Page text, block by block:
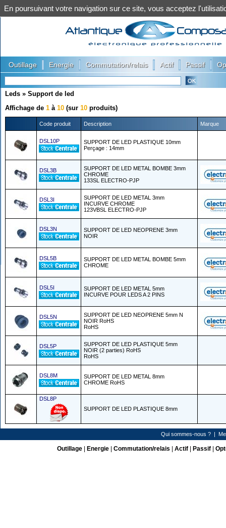
Outillage Energie Commutation/relais Actif Passif
Leds » Support de led
Affichage de 1 à 10 (sur 10 produits)
Code produit Description Marque
DSL10P
SUPPORT DE LED PLASTIQUE 10mm
Perçage : 14mm
DSL3B
SUPPORT DE LED METAL BOMBE 3mm
CHROME
133SL ELECTRO-PJP
DSL3I
SUPPORT DE LED METAL 3mm
INCURVE CHROME
123VBSL ELECTRO-PJP
DSL3N
SUPPORT DE LED NEOPRENE 3mm
NOIR
DSL5B
SUPPORT DE LED METAL BOMBE 5mm
CHROME
DSL5I
SUPPORT DE LED METAL 5mm
INCURVE POUR LEDS A 2 PINS
DSL5N
SUPPORT DE LED NEOPRENE 5mm N
NOIR RoHS
RoHS
DSL5P
SUPPORT DE LED PLASTIQUE 5mm
NOIR (2 parties) RoHS
RoHS
DSL8M
SUPPORT DE LED METAL 8mm
CHROME RoHS
DSL8P
SUPPORT DE LED PLASTIQUE 8mm
Qui sommes-nous ? |
Outillage| Energie| Commutation/relais Actif| Passif|
En poursuivant votre navigation sur ce site, vous acceptez